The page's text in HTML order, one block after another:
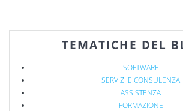
TEMATICHE DEL
SOFTWARE
SERVIZI E CONSULENZA
ASSISTENZA
FORMAZIONE